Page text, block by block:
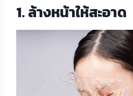
1. ล้างหน้าให้สะอาด